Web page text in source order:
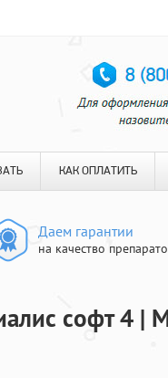
КАК ОПЛАТИТЬ
Даем гарантии
на качество
софт 4 |